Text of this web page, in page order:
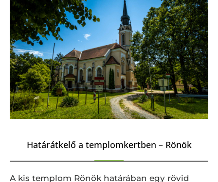
Határátkelő a templomkertben – Rönök
A kis templom Rönök határában egy rövid